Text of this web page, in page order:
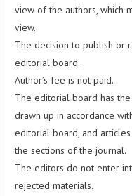
view of the authors, which
view.
The decision to publish or
editorial board.
Author’s fee is not paid.
The editorial board has
drawn up in accordance
editorial board, and
the sections of the journal.
The editors do not enter
rejected materials.